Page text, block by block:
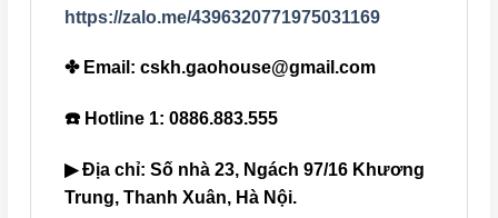
https://zalo.me/4396320771975031169
✤ Email: cskh.gaohouse@gmail.com
☎️ Hotline 1: 0886.883.555
▶ Địa chỉ: Số nhà 23, Ngách 97/16 Khương
Trung, Thanh Xuân, Hà Nội.